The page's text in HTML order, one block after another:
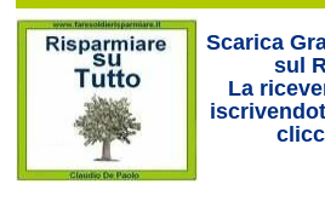
Scarica
sul
La